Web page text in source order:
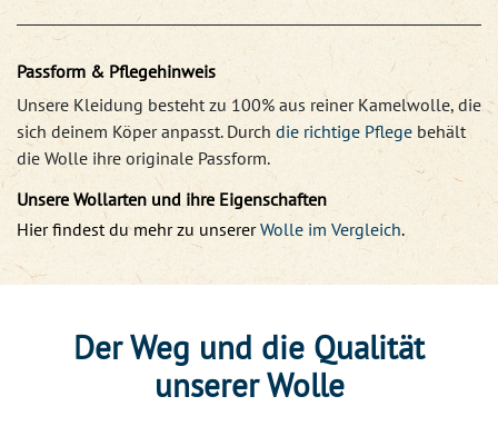
Passform & Pflegehinweis
Unsere Kleidung besteht zu 100% aus reiner Kamelwolle, die
sich deinem Köper anpasst. Durch die richtige Pflege behält
die Wolle ihre originale Passform.
Unsere Wollarten und ihre Eigenschaften
Hier findest du mehr zu unsererWolle im Vergleich.
Der Weg und die Qualität
unserer Wolle